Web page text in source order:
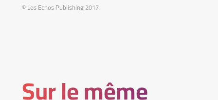
© Les Echos Publishing 2017
Sur le même